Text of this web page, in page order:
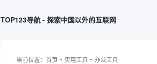
TOP123导航 - 探索中国以外的互联网
当前位置： 首页 » 实用工具 » 办公工具